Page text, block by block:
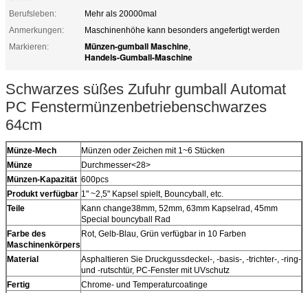
Berufsleben:
Mehr als 20000mal
Anmerkungen:
Maschinenhöhe kann besonders angefertigt werden
Markieren:
Münzen-gumball Maschine,
Handels-Gumball-Maschine
Schwarzes süßes Zufuhr gumball Automat
PC Fenstermünzenbetriebenschwarzes
64cm
Münze-Mech
Münzen oder Zeichen mit 1~6 Stücken
Münze
Durchmesser<28>
Münzen-Kapazität 600pcs
Produkt verfügbar 1" ~2,5" Kapsel spielt, Bouncyball, etc.
Teile
Kann change38mm, 52mm, 63mm Kapselrad, 45mm
Special bouncyball Rad
Farbe des
Maschinenkörpers
Rot, Gelb-Blau, Grün verfügbar in 10 Farben
Material
Asphaltieren Sie Druckgussdeckel-, -basis-, -trichter-, -ring-
und -rutschtür, PC-Fenster mit UVschutz
Fertig
Chrome- und Temperaturcoatinge